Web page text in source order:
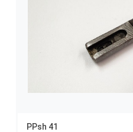
PPsh 41